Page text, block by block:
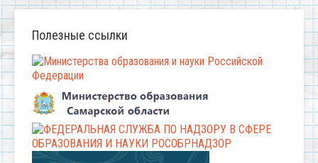
Полезные ссылки